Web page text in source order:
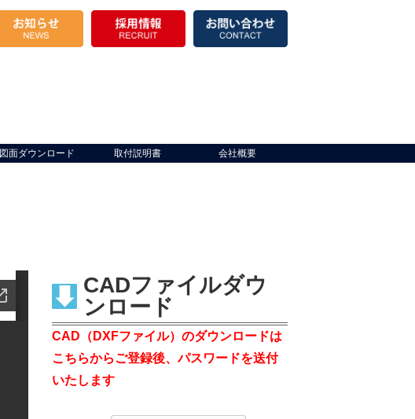
図面ダウンロード 取付説明書 会社概要
CADファイルダウ
ンロード
CAD（DXFファイル）のダウンロードは
こちらからご登録後、パスワードを送付
いたします